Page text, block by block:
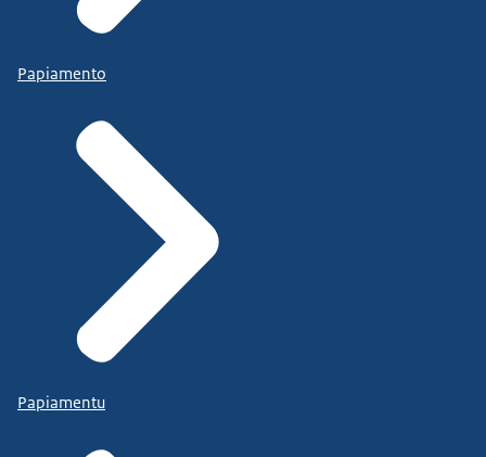
Papiamento
Papiamentu